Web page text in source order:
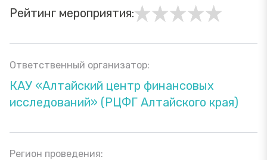
Рейтинг мероприятия:
Ответственный организатор:
КАУ «Алтайский центр финансовых
исследований» (РЦФГ Алтайского края)
Регион проведения: